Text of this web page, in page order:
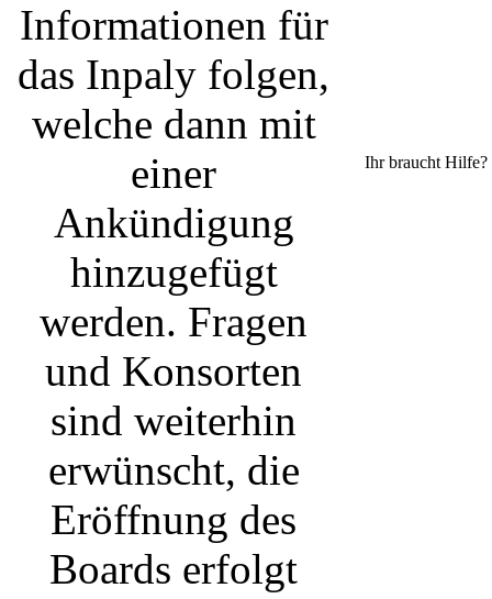
und Konsorten sind
weiterhin
erwünscht, die
Eröffnung des
Boards erfolgt sehr
wahrscheinlich zu
Beginn der
nächsten Woche.
Danke für die
Geduld!
The Midnight Sun